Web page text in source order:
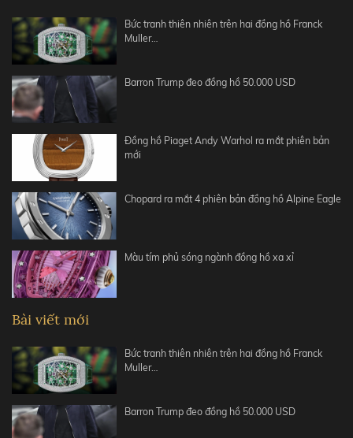
Bức tranh thiên nhiên trên hai đồng hồ Franck
Muller…
Barron Trump đeo đồng hồ 50.000 USD
Đồng hồ Piaget Andy Warhol ra mắt phiên bản
mới
Chopard ra mắt 4 phiên bản đồng hồ Alpine Eagle
Màu tím phủ sóng ngành đồng hồ xa xỉ
Bài viết mới
Bức tranh thiên nhiên trên hai đồng hồ Franck
Muller…
Barron Trump đeo đồng hồ 50.000 USD